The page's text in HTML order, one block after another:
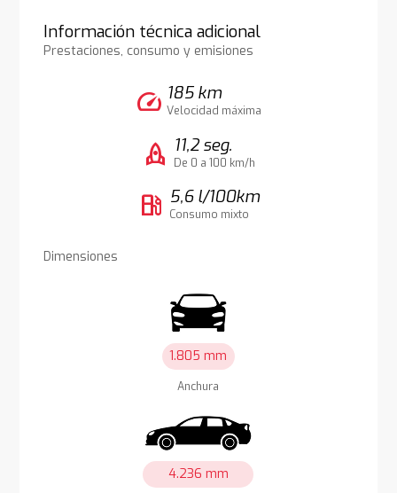
Información técnica adicional
Prestaciones, consumo y emisiones
speed 185 km
Velocidad máxima
rocket 11,2 seg.
De 0 a 100 km/h
local_gas_station 5,6 l/100km
Consumo mixto
Dimensiones
1.805 mm
Anchura
4.236 mm